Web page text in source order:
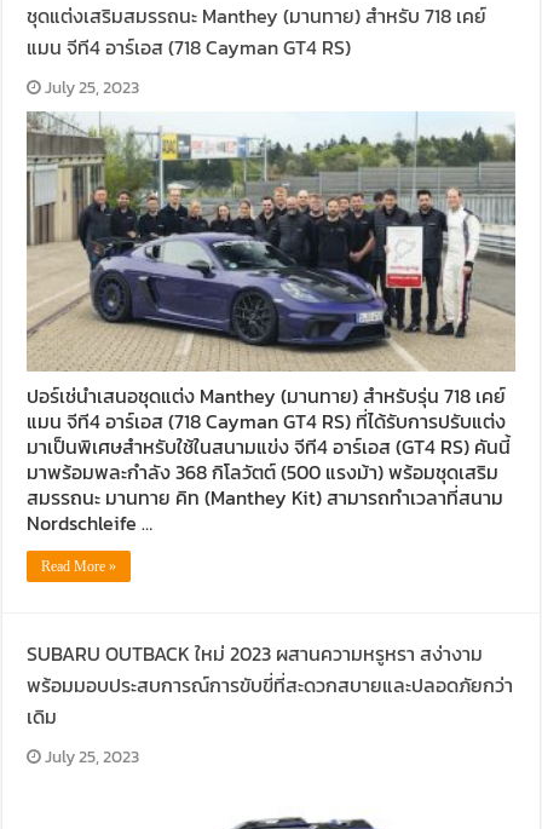
ชุดแต่งเสริมสมรรถนะ Manthey (มานทาย) สำหรับ 718 เคย์
แมน จีที4 อาร์เอส (718 Cayman GT4 RS)
July 25, 2023
ปอร์เช่นำเสนอชุดแต่ง Manthey (มานทาย) สำหรับรุ่น 718 เคย์
แมน จีที4 อาร์เอส (718 Cayman GT4 RS) ที่ได้รับการปรับแต่ง
มาเป็นพิเศษสำหรับใช้ในสนามแข่ง จีที4 อาร์เอส (GT4 RS) คันนี้
มาพร้อมพละกำลัง 368 กิโลวัตต์ (500 แรงม้า) พร้อมชุดเสริม
สมรรถนะ มานทาย คิท (Manthey Kit) สามารถทำเวลาที่สนาม
Nordschleife …
Read More »
SUBARU OUTBACK ใหม่ 2023 ผสานความหรูหรา สง่างาม
พร้อมมอบประสบการณ์การขับขี่ที่สะดวกสบายและปลอดภัยกว่า
เดิม
July 25, 2023